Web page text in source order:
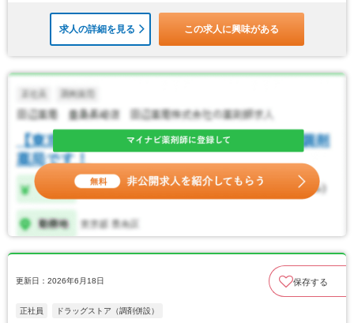
求人の詳細を見る この求人に興味がある
更新日：2026年6月18日 保存する
正社員 ドラッグストア（調剤併設）